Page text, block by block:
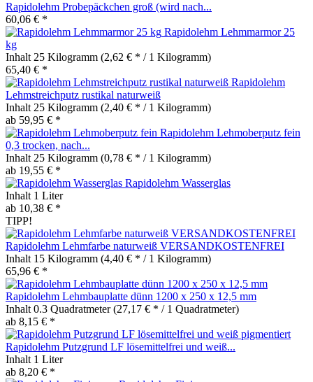
Rapidolehm Probepäckchen groß (wird nach...
60,06 € *
Rapidolehm Lehmmarmor 25
kg
Inhalt25 Kilogramm (2,62 € * / 1 Kilogramm)
65,40 € *
Rapidolehm
Lehmstreichputz rustikal naturweiß
Inhalt25 Kilogramm (2,40 € * / 1 Kilogramm)
ab 59,95 € *
Rapidolehm Lehmoberputz fein
0,3 trocken, nach...
Inhalt25 Kilogramm (0,78 € * / 1 Kilogramm)
ab 19,55 € *
Rapidolehm Wasserglas
Inhalt 1 Liter
ab 10,38 € *
TIPP!
Rapidolehm Lehmfarbe naturweiß VERSANDKOSTENFREI
Inhalt 15 Kilogramm (4,40 € * / 1 Kilogramm)
65,96 € *
Rapidolehm Lehmbauplatte dünn 1200 x 250 x 12,5 mm
Inhalt0.3 Quadratmeter(27,17 € * / 1 Quadratmeter)
ab 8,15 € *
Rapidolehm Putzgrund LF lösemittelfrei und weiß...
Inhalt 1 Liter
ab 8,20 € *